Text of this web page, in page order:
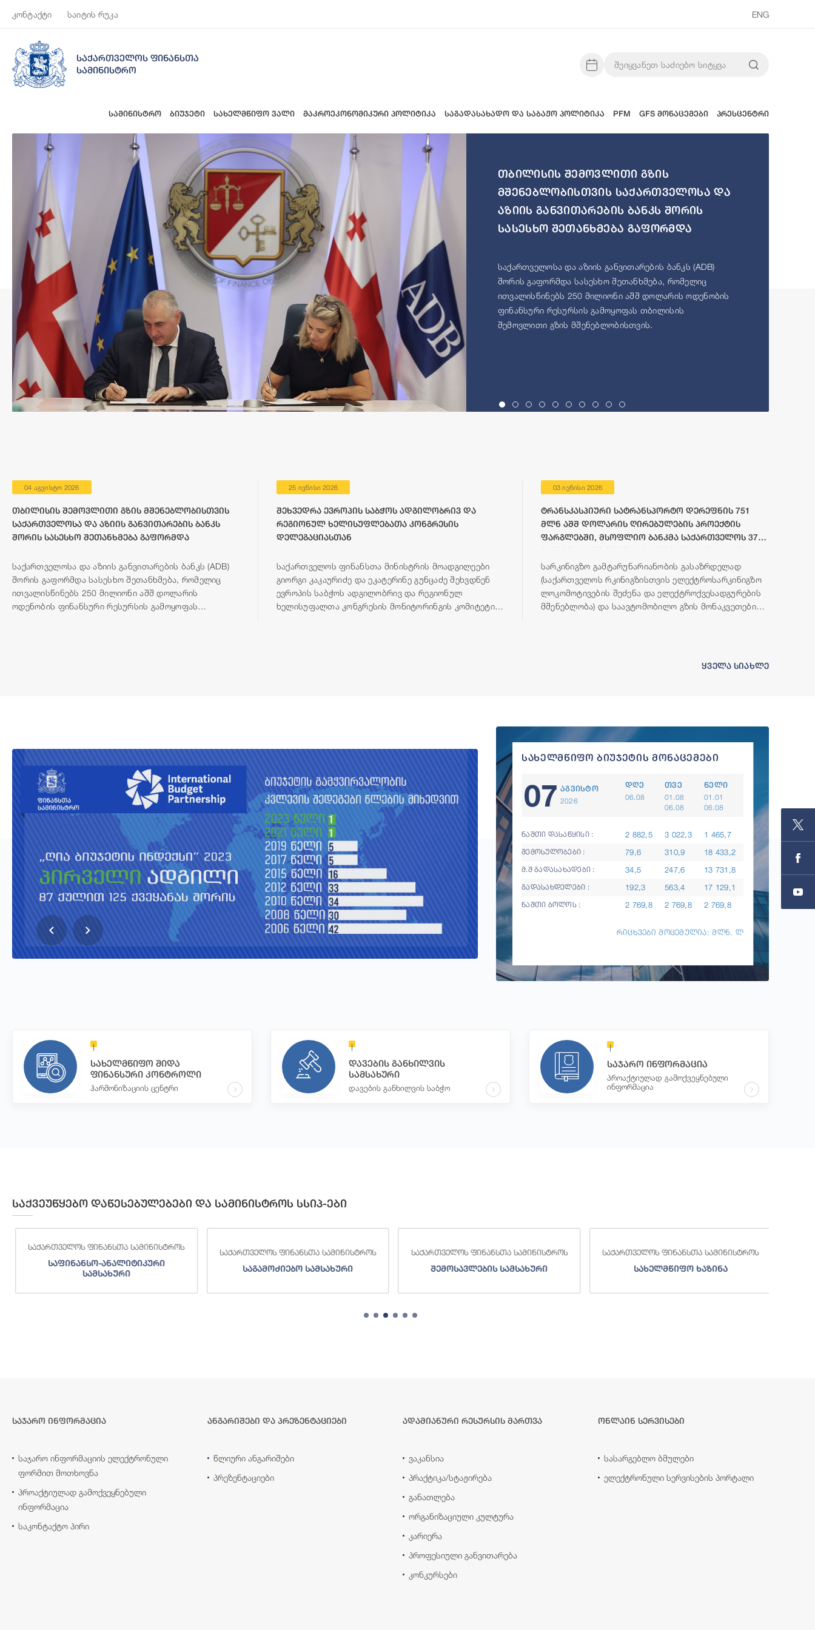
კონტაქტი საიტის რუკა ENG
საქართველოს ფინანსთა
სამინისტრო
სამინისტრო ბიუჯეტი სახელმწიფო ვალი მაკროეკონომიკური პოლიტიკა საგადასახადო და საბაჟო პოლიტიკა PFM GFS მონაცემები პრესცენტრი
თბილისის შემოვლითი გზის
მშენებლობისთვის საქართველოსა და
აზიის განვითარების ბანკს შორის
სასესხო შეთანხმება გაფორმდა
საქართველოსა და აზიის განვითარების ბანკს (ADB)
შორის გაფორმდა სასესხო შეთანხმება, რომელიც
ითვალისწინებს 250 მილიონი აშშ დოლარის ოდენობის
ფინანსური რესურსის გამოყოფას თბილისის
შემოვლითი გზის მშენებლობისთვის.
04 აგვისტო 2026
თბილისის შემოვლითი გზის მშენებლობისთვის
საქართველოსა და აზიის განვითარების ბანკს
შორის სასესხო შეთანხმება გაფორმდა
საქართველოსა და აზიის განვითარების ბანკს (ADB)
შორის გაფორმდა სასესხო შეთანხმება, რომელიც
ითვალისწინებს 250 მილიონი აშშ დოლარის
ოდენობის ფინანსური რესურსის გამოყოფას
25 ივნისი 2026
შეხვედრა ევროპის საბჭოს ადგილობრივ და
რეგიონულ ხელისუფლებათა კონგრესის
დელეგაციასთან
საქართველოს ფინანსთა მინისტრის მოადგილეები
გიორგი კაკაურიძე და ეკატერინე გუნცაძე შეხვდნენ
ევროპის საბჭოს ადგილობრივ და რეგიონულ
ხელისუფალთა კონგრესის მონიტორინგის კომიტეტის
03 ივნისი 2026
ტრანსკასპიური სატრანსპორტო დერეფნის 751
მლნ აშშ დოლარის ღირებულების პროექტის
ფარგლებში, მსოფლიო ბანკმა საქართველოს 372
მილიონი აშშ დოლარის ოდენობის ფინანსური
რესურსი გამოუყო
სარკინიგზო გამტარუნარიანობის გასაზრდელად
(საქართველოს რკინიგზისთვის ელექტროსარკინიგზო
ლოკომოტივების შეძენა და ელექტროქვესადგურების
მშენებლობა) და საავტომობილო გზის მონაკვეთების
ყველა სიახლე
სახელმწიფო ბიუჯეტის მონაცემები
07 აგვისტო
2026
დღე
06.08
თვე
01.08
06.08
წელი
01.01
06.08
ნაშთი დასაწყისი : 2 882,5 3 022,3 1 465,7
შემოსულობები : 79,6 310,9 18 433,2
მ.შ გადასახადები : 34,5 247,6 13 731,8
გადასახდელები : 192,3 563,4 17 129,1
ნაშთი ბოლოს : 2 769,8 2 769,8 2 769,8
რიცხვები მოცემულია: მლნ. ლ
სახელმწიფო შიდა
ფინანსური კონტროლი
ჰარმონიზაციის ცენტრი
დავების განხილვის
სამსახური
დავების განხილვის საბჭო
საჯარო ინფორმაცია
პროაქტიულად გამოქვეყნებული
ინფორმაცია
საქვეუწყებო დაწესებულებები და სამინისტროს სსიპ-ები
საქართველოს ფინანსთა სამინისტროს
საფინანსო-ანალიტიკური
სამსახური
საქართველოს ფინანსთა სამინისტროს
საგამოძიებო სამსახური
საქართველოს ფინანსთა სამინისტროს
შემოსავლების სამსახური
საქართველოს ფინანსთა სამინისტროს
სახელმწიფო ხაზინა
საჯარო ინფორმაცია
საჯარო ინფორმაციის ელექტრონული
ფორმით მოთხოვნა
პროაქტიულად გამოქვეყნებული
ინფორმაცია
საკონტაქტო პირი
ანგარიშები და პრეზენტაციები
წლიური ანგარიშები
პრეზენტაციები
ადამიანური რესურსის მართვა
ვაკანსია
პრაქტიკა/სტაჟირება
განათლება
ორგანიზაციული კულტურა
კარიერა
პროფესიული განვითარება
კონკურსები
ონლაინ სერვისები
სასარგებლო ბმულები
ელექტრონული სერვისების პორტალი